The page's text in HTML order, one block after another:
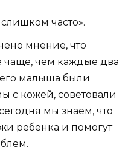
часто».
мнение, что
чаще, чем каждые два
малыша были
с кожей, советовали
мы знаем, что
ребенка и помогут